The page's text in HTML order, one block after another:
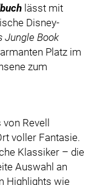
lässt mit
Disney-
Jungle Book
Platz im
zum
Revell
voller Fantasie.
Klassiker – die
Auswahl an
Highlights wie